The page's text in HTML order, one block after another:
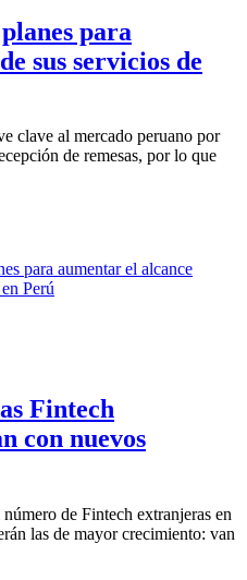
para
sus servicios de
clave al mercado peruano por
de remesas, por lo que
Fintech
con nuevos
de Fintech extranjeras en
las de mayor crecimiento: van